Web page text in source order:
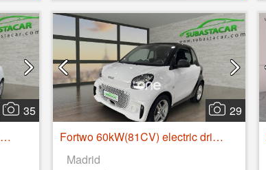
35
Clio Business Energy dCi 55kW (75CV)
29
Fortwo 60kW(81CV) electric drive coupe
Madrid